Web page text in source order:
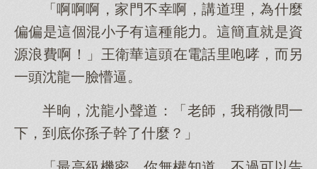
「啊啊啊，家門不幸啊，講道理，為什麼
偏偏是這個混小子有這種能力。這簡直就是資
源浪費啊！」王衛華這頭在電話里咆哮，而另
一頭沈龍一臉懵逼。
半晌，沈龍小聲道：「老師，我稍微問一
下，到底你孫子幹了什麼？」